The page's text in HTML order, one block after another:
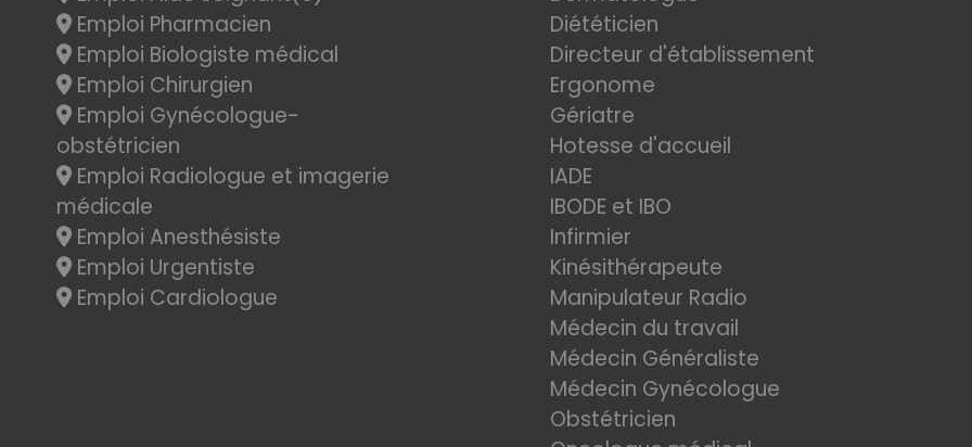
Emploi Pharmacien
Emploi Biologiste médical
Emploi Chirurgien
Emploi Gynécologue-
obstétricien
Emploi Radiologue et imagerie
médicale
Emploi Anesthésiste
Emploi Urgentiste
Emploi Cardiologue
Diététicien
Directeur d'établissement
Ergonome
Gériatre
Hotesse d'accueil
IADE
IBODE et IBO
Infirmier
Kinésithérapeute
Manipulateur Radio
Médecin du travail
Médecin Généraliste
Médecin Gynécologue
Obstétricien